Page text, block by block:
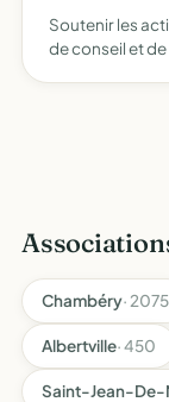
Soutenir les
de conseil et
Chambéry· 2075
Albertville· 450
Saint-Jean-De-